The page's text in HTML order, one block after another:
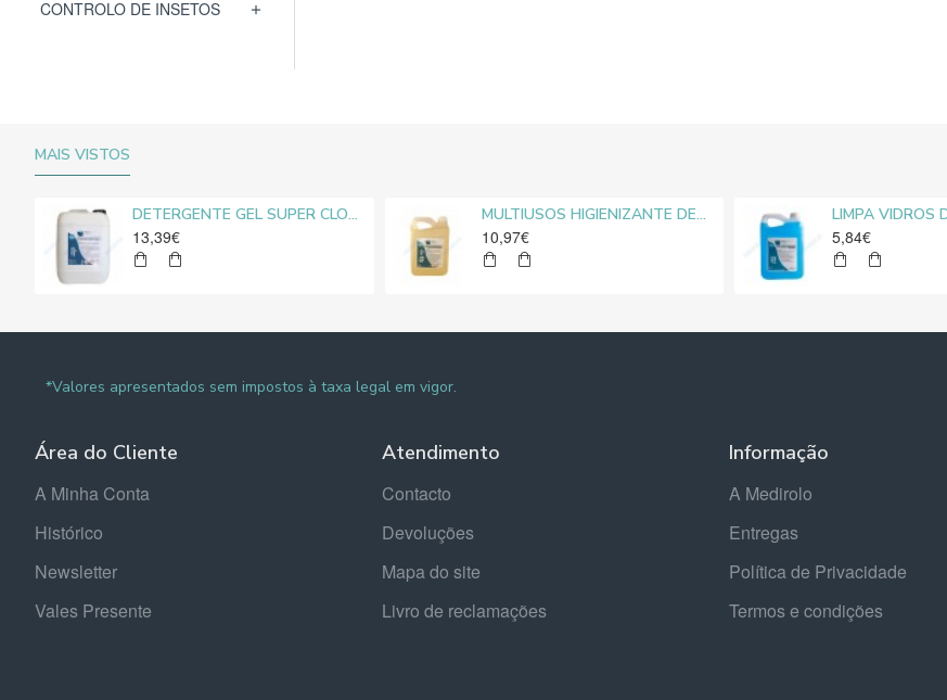
CONTROLO DE INSETOS
MAIS VISTOS
DETERGENTE GEL SUPER CLORO MEDIROLO® 10L
13,39€
MULTIUSOS HIGIENIZANTE DESENGORDURANTE NEUTRO MEDIROLO® 5L
10,97€ 5,84€
*Valores apresentados sem impostos à taxa legal em vigor.
Área do Cliente
A Minha Conta
Histórico
Newsletter
Vales Presente
Atendimento
Contacto
Devoluções
Mapa do site
Livro de reclamações
Informação
A Medirolo
Entregas
Política de Privacidade
Termos e condições